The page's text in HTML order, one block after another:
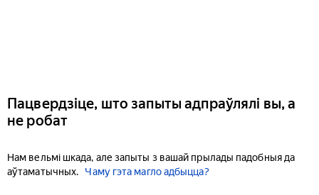
Пацвердзіце, што запыты адпраўлялі вы, а
не робат
Нам вельмі шкада, але запыты з вашай прылады падобныя да
аўтаматычных.
Чаму гэта магло адбыцца?